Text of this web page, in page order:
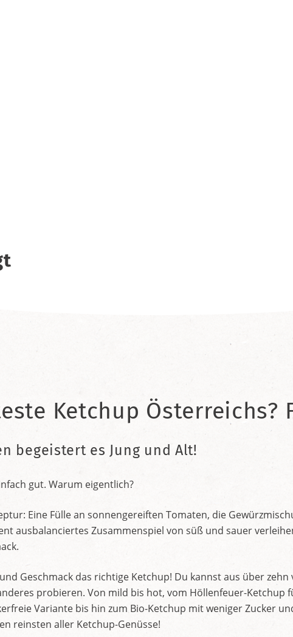
Ketchup Österreichs?
begeistert es Jung und Alt!
gut. Warum eigentlich?
Eine Fülle an sonnengereiften Tomaten, die
ausbalanciertes Zusammenspiel von süß und sauer
Geschmack das richtige Ketchup! Du kannst aus über
probieren. Von mild bis hot, vom Höllenfeuer-Ketchup
Variante bis hin zum Bio-Ketchup mit weniger Zucker
reinsten aller Ketchup-Genüsse!